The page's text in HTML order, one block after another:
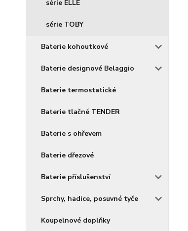
série ELLE
série TOBY
Baterie kohoutkové
Baterie designové Belaggio
Baterie termostatické
Baterie tlačné TENDER
Baterie s ohřevem
Baterie dřezové
Baterie příslušenství
Sprchy, hadice, posuvné tyče
Koupelnové doplňky